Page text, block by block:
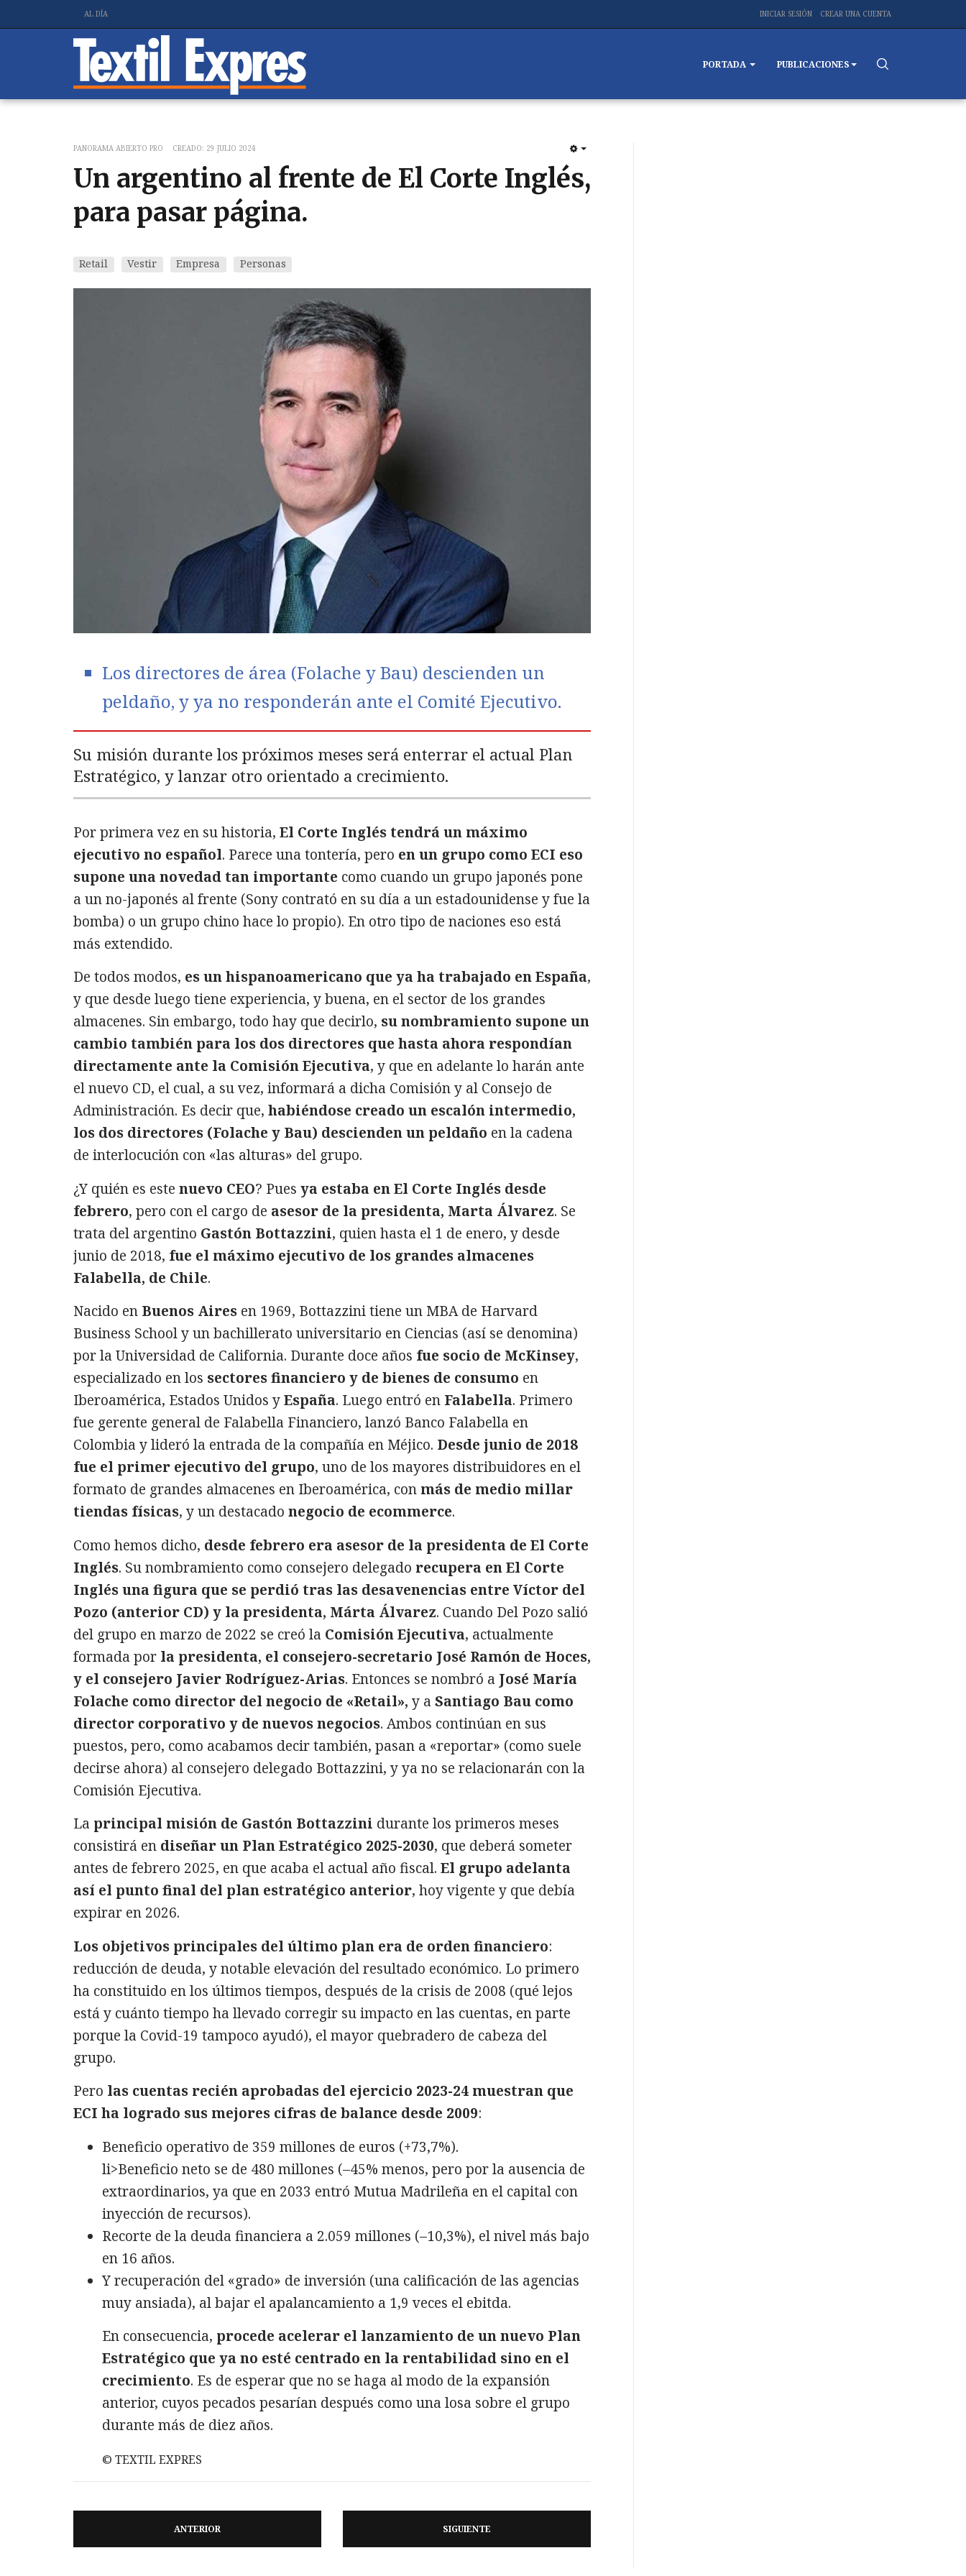
AL DÍA INICIAR SESIÓN CREAR UNA CUENTA
PORTADA PUBLICACIONES
PANORAMA ABIERTO PRO CREADO: 29 JULIO 2024
Un argentino al frente de El Corte Inglés,
para pasar página.
Retail Vestir Empresa Personas
Los directores de área (Folache y Bau) descienden un
peldaño, y ya no responderán ante el Comité Ejecutivo.
Su misión durante los próximos meses será enterrar el actual Plan
Estratégico, y lanzar otro orientado a crecimiento.
Por primera vez en su historia, El Corte Inglés tendrá un máximo
ejecutivo no español. Parece una tontería, pero en un grupo como ECI eso
supone una novedad tan importante como cuando un grupo japonés pone
a un no-japonés al frente (Sony contrató en su día a un estadounidense y fue la
bomba) o un grupo chino hace lo propio). En otro tipo de naciones eso está
más extendido.
De todos modos, es un hispanoamericano que ya ha trabajado en España,
y que desde luego tiene experiencia, y buena, en el sector de los grandes
almacenes. Sin embargo, todo hay que decirlo, su nombramiento supone un
cambio también para los dos directores que hasta ahora respondían
directamente ante la Comisión Ejecutiva, y que en adelante lo harán ante
el nuevo CD, el cual, a su vez, informará a dicha Comisión y al Consejo de
Administración. Es decir que, habiéndose creado un escalón intermedio,
los dos directores (Folache y Bau) descienden un peldaño en la cadena
de interlocución con «las alturas» del grupo.
¿Y quién es este nuevo CEO? Pues ya estaba en El Corte Inglés desde
febrero, pero con el cargo de asesor de la presidenta, Marta Álvarez. Se
trata del argentino Gastón Bottazzini, quien hasta el 1 de enero, y desde
junio de 2018, fue el máximo ejecutivo de los grandes almacenes
Falabella, de Chile.
Nacido en Buenos Airesen 1969, Bottazzini tiene un MBA de Harvard
Business School y un bachillerato universitario en Ciencias (así se denomina)
por la Universidad de California. Durante doce años fue socio de McKinsey,
especializado en los sectores financiero y de bienes de consumo en
Iberoamérica, Estados Unidos yEspaña. Luego entró en Falabella. Primero
fue gerente general de Falabella Financiero, lanzó Banco Falabella en
Colombia y lideró la entrada de la compañía en Méjico. Desde junio de 2018
fue el primer ejecutivo del grupo, uno de los mayores distribuidores en el
formato de grandes almacenes en Iberoamérica, con más de medio millar
tiendas físicas, y un destacado negocio de ecommerce.
Como hemos dicho, desde febrero era asesor de la presidenta de El Corte
Inglés. Su nombramiento como consejero delegado recupera en El Corte
Inglés una figura que se perdió tras las desavenencias entre Víctor del
Pozo (anterior CD) y la presidenta, Márta Álvarez. Cuando Del Pozo salió
del grupo en marzo de 2022 se creó la Comisión Ejecutiva, actualmente
formada por la presidenta, el consejero-secretario José Ramón de Hoces,
y el consejero Javier Rodríguez-Arias. Entonces se nombró a José María
Folache como director del negocio de «Retail», y a Santiago Bau como
director corporativo y de nuevos negocios. Ambos continúan en sus
puestos, pero, como acabamos decir también, pasan a «reportar» (como suele
decirse ahora) al consejero delegado Bottazzini, y ya no se relacionarán con la
Comisión Ejecutiva.
La principal misión de Gastón Bottazzini durante los primeros meses
consistirá en diseñar un Plan Estratégico 2025-2030, que deberá someter
antes de febrero 2025, en que acaba el actual año fiscal. El grupo adelanta
así el punto final del plan estratégico anterior, hoy vigente y que debía
expirar en 2026.
Los objetivos principales del último plan era de orden financiero:
reducción de deuda, y notable elevación del resultado económico. Lo primero
ha constituido en los últimos tiempos, después de la crisis de 2008 (qué lejos
está y cuánto tiempo ha llevado corregir su impacto en las cuentas, en parte
porque la Covid-19 tampoco ayudó), el mayor quebradero de cabeza del
grupo.
Pero las cuentas recién aprobadas del ejercicio 2023-24 muestran que
ECI ha logrado sus mejores cifras de balance desde 2009:
Beneficio operativo de 359 millones de euros (+73,7%).
li>Beneficio neto se de 480 millones (–45% menos, pero por la ausencia de
extraordinarios, ya que en 2033 entró Mutua Madrileña en el capital con
inyección de recursos).
Recorte de la deuda financiera a 2.059 millones (–10,3%), el nivel más bajo
en 16 años.
Y recuperación del «grado» de inversión (una calificación de las agencias
muy ansiada), al bajar el apalancamiento a 1,9 veces el ebitda.
En consecuencia, procede acelerar el lanzamiento de un nuevo Plan
Estratégico que ya no esté centrado en la rentabilidad sino en el
crecimiento. Es de esperar que no se haga al modo de la expansión
anterior, cuyos pecados pesarían después como una losa sobre el grupo
durante más de diez años.
© TEXTIL EXPRES
ANTERIOR SIGUIENTE